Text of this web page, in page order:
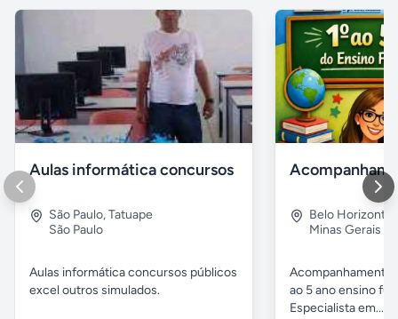
Aulas informática concursos
São Paulo,Tatuape
São Paulo
Aulas informática concursos públicos
excel outros simulados.
Belo Horizonte
Minas Gerais
Acompanhamento
ao 5 ano ensino
Especialista em...